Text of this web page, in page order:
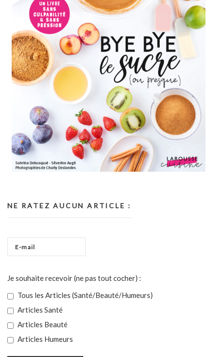
NE RATEZ AUCUN ARTICLE :
Je souhaite recevoir (ne pas tout cocher) :
Tous les Articles (Santé/Beauté/Humeurs)
Articles Santé
Articles Beauté
Articles Humeurs